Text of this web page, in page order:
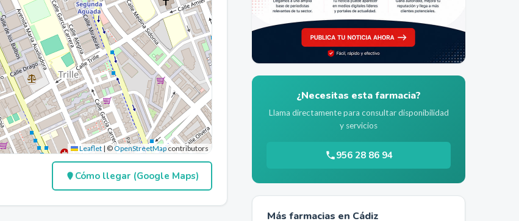
Leaflet | ©OpenStreetMap contributors
Cómo llegar (Google Maps)
¿Necesitas esta farmacia?
Llama directamente para consultar disponibilidad
y servicios
956 28 86 94
Más farmacias en Cádiz